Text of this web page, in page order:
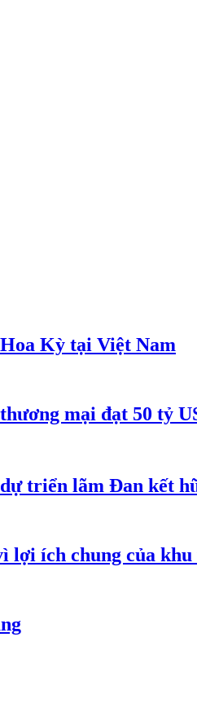
Kỳ tại Việt Nam
mại đạt 50 tỷ
triển lãm Đan kết
lợi ích chung của